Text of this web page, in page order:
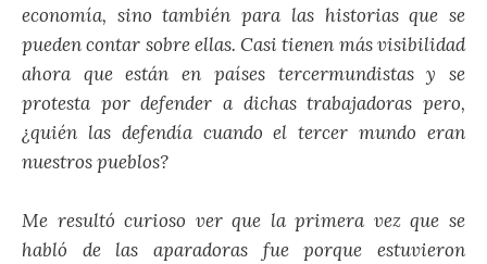
economía, sino también para las historias que se
pueden contar sobre ellas. Casi tienen más visibilidad
ahora que están en países tercermundistas y se
protesta por defender a dichas trabajadoras pero,
¿quién las defendía cuando el tercer mundo eran
nuestros pueblos?
Me resultó curioso ver que la primera vez que se
habló de las aparadoras fue porque estuvieron